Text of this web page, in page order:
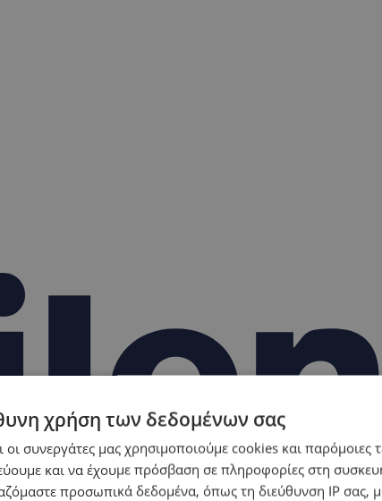
χρήση των δεδομένων σας
οι συνεργάτες μας χρησιμοποιούμε cookies και παρόμοιες
και να έχουμε πρόσβαση σε πληροφορίες στη
προσωπικά δεδομένα, όπως τη διεύθυνση IP σας,